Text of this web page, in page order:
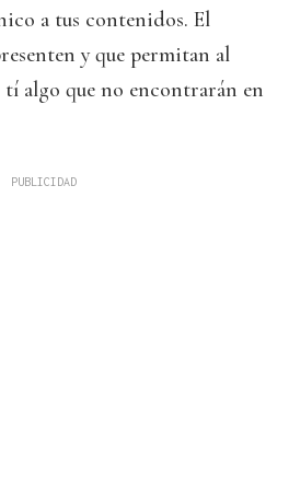
a tus contenidos. El
y que permitan al
algo que no encontrarán en